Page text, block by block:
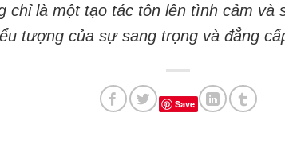
chỉ là một tạo tác tôn lên tình cảm và
tượng của sự sang trọng và đẳng
Save